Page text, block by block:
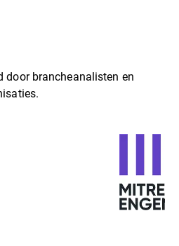
door brancheanalisten en